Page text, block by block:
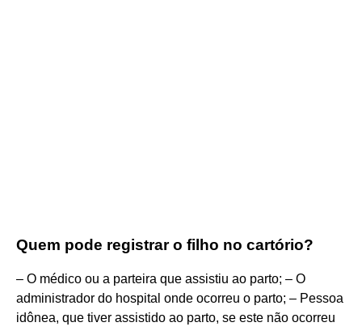
Quem pode registrar o filho no cartório?
– O médico ou a parteira que assistiu ao parto; – O
administrador do hospital onde ocorreu o parto; – Pessoa
idônea, que tiver assistido ao parto, se este não ocorreu